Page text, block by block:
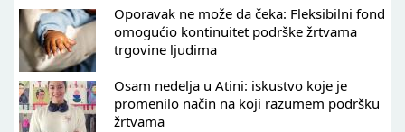
Oporavak ne može da čeka: Fleksibilni fond
omogućio kontinuitet podrške žrtvama
trgovine ljudima
Osam nedelja u Atini: iskustvo koje je
promenilo način na koji razumem podršku
žrtvama